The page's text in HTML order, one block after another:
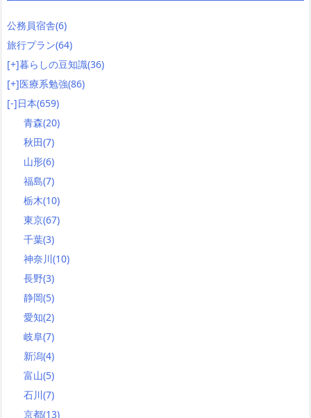
公務員宿舎(6)
旅行プラン(64)
[+]暮らしの豆知識(36)
[+]医療系勉強(86)
[-]日本(659)
青森(20)
秋田(7)
山形(6)
福島(7)
栃木(10)
東京(67)
千葉(3)
神奈川(10)
長野(3)
静岡(5)
愛知(2)
岐阜(7)
新潟(4)
富山(5)
石川(7)
京都(13)